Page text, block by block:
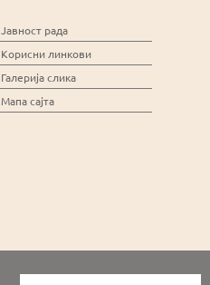
Јавност рада
Корисни линкови
Галерија слика
Мапа сајта